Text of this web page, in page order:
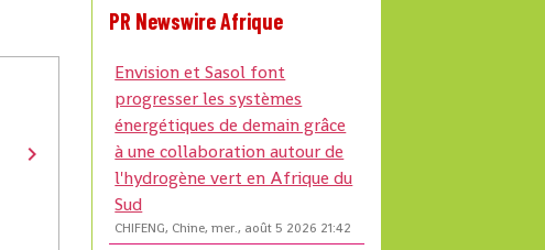
PR Newswire Afrique
Envision et Sasol font
progresser les systèmes
énergétiques de demain grâce
à une collaboration autour de
l'hydrogène vert en Afrique du
Sud
CHIFENG, Chine, mer., août 5 2026 21:42